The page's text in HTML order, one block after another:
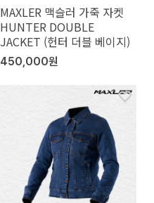
MAXLER 맥슬러 가죽 자켓
HUNTER DOUBLE
JACKET (헌터 더블 베이지)
450,000원